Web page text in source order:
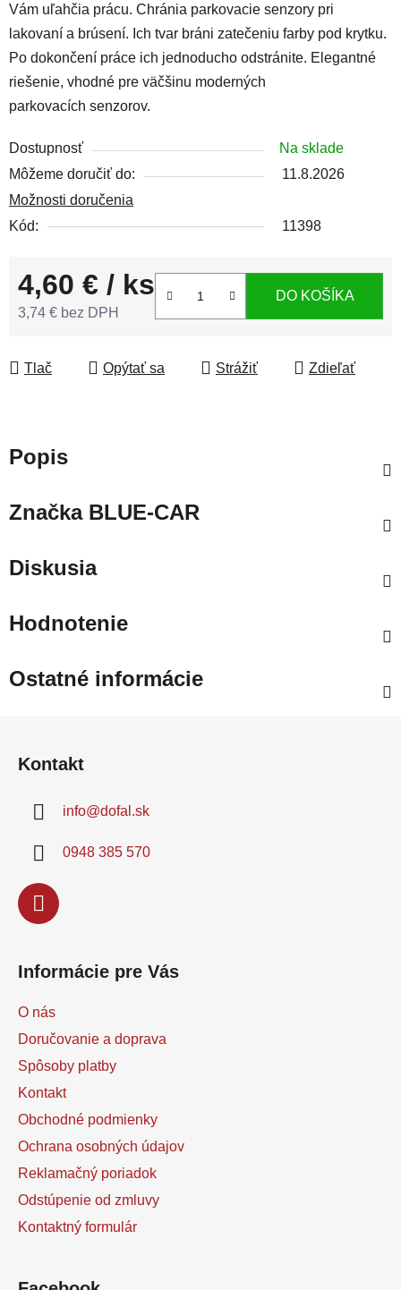
Vám uľahčia prácu. Chránia parkovacie senzory pri
lakovaní a brúsení. Ich tvar bráni zatečeniu farby pod krytku.
Po dokončení práce ich jednoducho odstránite. Elegantné
riešenie, vhodné pre väčšinu moderných
parkovacích senzorov.
Dostupnosť
Na sklade
Môžeme doručiť do:
11.8.2026
Možnosti doručenia
Kód:
11398
4,60 € / ks
3,74 € bez DPH
DO KOŠÍKA
Tlač Opýtať sa Strážiť Zdieľať
Popis
ZnačkaBLUE-CAR
Diskusia
Hodnotenie
Ostatné informácie
Kontakt
info@dofal.sk
0948 385 570
Informácie pre Vás
O nás
Doručovanie a doprava
Spôsoby platby
Kontakt
Obchodné podmienky
Ochrana osobných údajov
Reklamačný poriadok
Odstúpenie od zmluvy
Kontaktný formulár